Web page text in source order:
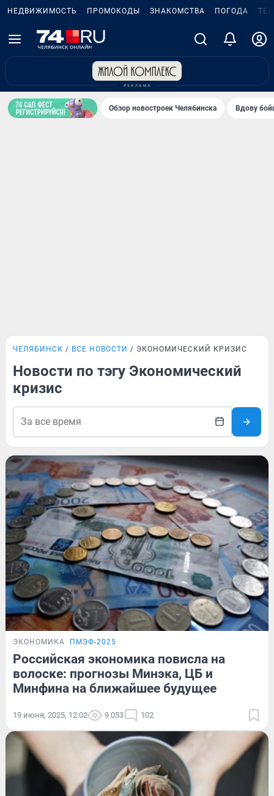
НЕДВИЖИМОСТЬ ПРОМОКОДЫ ЗНАКОМСТВА ПОГОДА
Обзор новостроек Челябинска Вдову
ЧЕЛЯБИНСК ВСЕ НОВОСТИ ЭКОНОМИЧЕСКИЙ КРИЗИС
Новости по тэгу Экономический
кризис
ЭКОНОМИКА ПМЭФ-2025
Российская экономика повисла на
волоске: прогнозы Минэка, ЦБ и
Минфина на ближайшее будущее
19 июня, 2025, 12:02 9 053 102